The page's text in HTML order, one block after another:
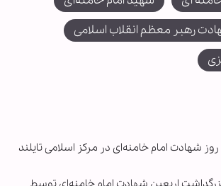
رهبر معظم انقلاب اسلامی
شهادت امام خامنه‌ای در مرکز اسلامی تایلند